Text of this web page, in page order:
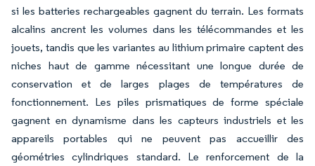
si les batteries rechargeables gagnent du terrain. Les formats
alcalins ancrent les volumes dans les télécommandes et les
jouets, tandis que les variantes au lithium primaire captent des
niches haut de gamme nécessitant une longue durée de
conservation et de larges plages de températures de
fonctionnement. Les piles prismatiques de forme spéciale
gagnent en dynamisme dans les capteurs industriels et les
appareils portables qui ne peuvent pas accueillir des
géométries cylindriques standard. Le renforcement de la